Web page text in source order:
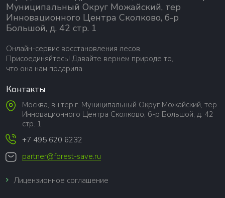
Муниципальный Округ Можайский, тер
Инновационного Центра Сколково, б-р
Большой, д. 42 стр. 1
Онлайн-сервис восстановления лесов.
Присоединяйтесь! Давайте вернем природе то,
что она нам подарила.
Контакты
Москва, вн.тер.г. Муниципальный Округ Можайский, тер
Инновационного Центра Сколково, б-р Большой, д. 42
стр. 1
+7 495 620 6232
partner@forest-save.ru
Лицензионное соглашение